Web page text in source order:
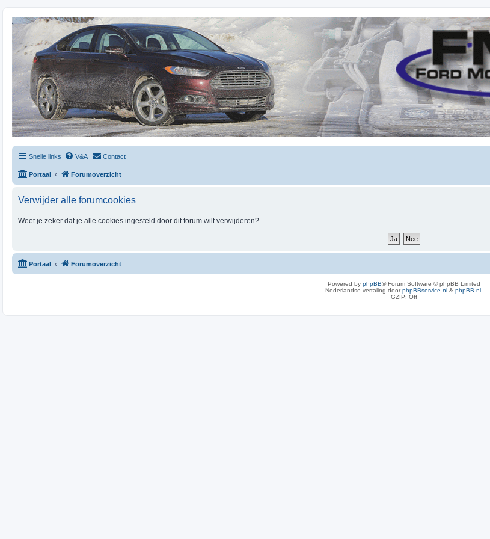
Snelle links V&A Contact
Portaal Forumoverzicht
Verwijder alle forumcookies
Weet je zeker dat je alle cookies ingesteld door dit forum wilt verwijderen?
Portaal Forumoverzicht
Powered by phpBB® Forum Software © phpBB Limited
Nederlandse vertaling doorphpBBservice.nl& phpBB.nl.
GZIP: Off